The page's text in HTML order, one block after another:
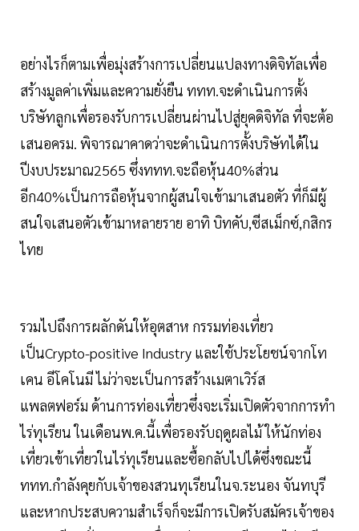
อย่างไรก็ตามเพื่อมุ่งสร้างการเปลี่ยนแปลงทางดิจิทัลเพื่อ
สร้างมูลค่าเพิ่มและความยั่งยืน ททท.จะดำเนินการตั้ง
บริษัทลูกเพื่อรองรับการเปลี่ยนผ่านไปสู่ยุคดิจิทัล ที่จะต้อ
เสนอครม. พิจารณาคาดว่าจะดำเนินการตั้งบริษัทได้ใน
ปีงบประมาณ2565 ซึ่งททท.จะถือหุ้น40%ส่วน
อีก40%เป็นการถือหุ้นจากผู้สนใจเข้ามาเสนอตัว ที่ก็มีผู้
สนใจเสนอตัวเข้ามาหลายราย อาทิ บิทคับ,ซีสเม็กซ์,กสิกร
ไทย
รวมไปถึงการผลักดันให้อุตสาห กรรมท่องเที่ยว
เป็นCrypto-positive Industry และใช้ประโยชน์จากโท
เคน อีโคโนมี ไม่ว่าจะเป็นการสร้างเมตาเวิร์ส
แพลตฟอร์ม ด้านการท่องเที่ยวซึ่งจะเริ่มเปิดตัวจากการทำ
ไร่ทุเรียน ในเดือนพ.ค.นี้เพื่อรองรับฤดูผลไม้ ให้นักท่อง
เที่ยวเข้าเที่ยวในไร่ทุเรียนและซื้อกลับไปได้ซึ่งขณะนี้
ททท.กำลังคุยกับเจ้าของสวนทุเรียนในจ.ระนอง จันทบุรี
และหากประสบความสำเร็จก็จะมีการเปิดรับสมัครเจ้าของ